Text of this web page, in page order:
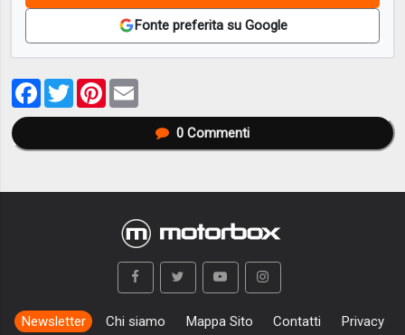
Fonte preferita su Google
Facebook
TwitterPinterest
0Commenti
Newsletter Chi siamo Mappa Sito Contatti Privacy